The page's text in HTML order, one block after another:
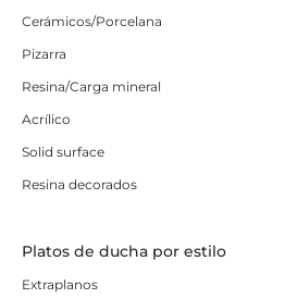
Cerámicos/Porcelana
Pizarra
Resina/Carga mineral
Acrílico
Solid surface
Resina decorados
Platos de ducha por estilo
Extraplanos